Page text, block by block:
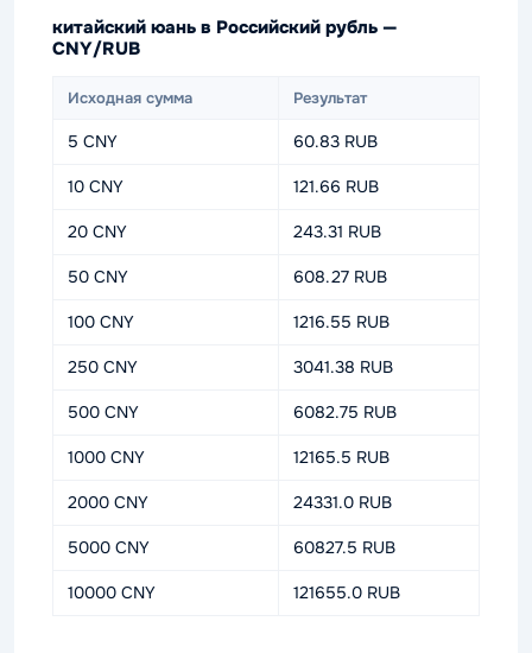
китайский юань в Российский рубль —
CNY/RUB
Исходная сумма Результат
5 CNY 60.83 RUB
10 CNY 121.66 RUB
20 CNY 243.31 RUB
50 CNY 608.27 RUB
100 CNY 1216.55 RUB
250 CNY 3041.38 RUB
500 CNY 6082.75 RUB
1000 CNY 12165.5 RUB
2000 CNY 24331.0 RUB
5000 CNY 60827.5 RUB
10000 CNY 121655.0 RUB